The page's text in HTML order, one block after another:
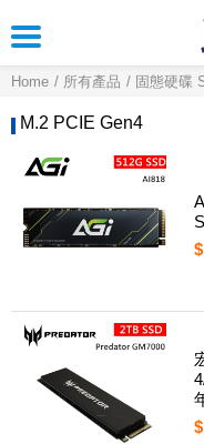
Home 所有產品 固態硬碟
M.2 PCIE Gen4